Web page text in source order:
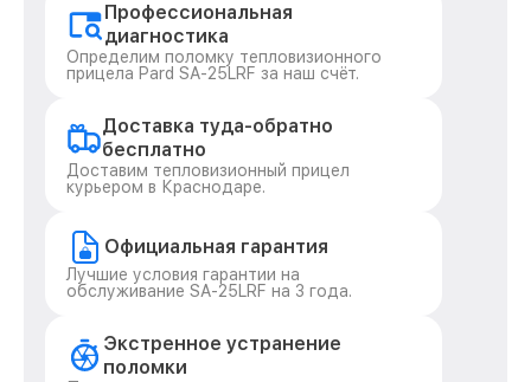
Профессиональная
диагностика
Определим поломку тепловизионного
прицела Pard SA-25LRF за наш счёт.
Доставка туда-обратно
бесплатно
Доставим тепловизионный прицел
курьером в Краснодаре.
Официальная гарантия
Лучшие условия гарантии на
обслуживание SA-25LRF на 3 года.
Экстренное устранение
поломки